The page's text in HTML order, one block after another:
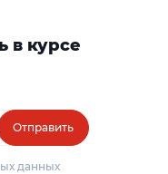
в курсе
Отправить
данных